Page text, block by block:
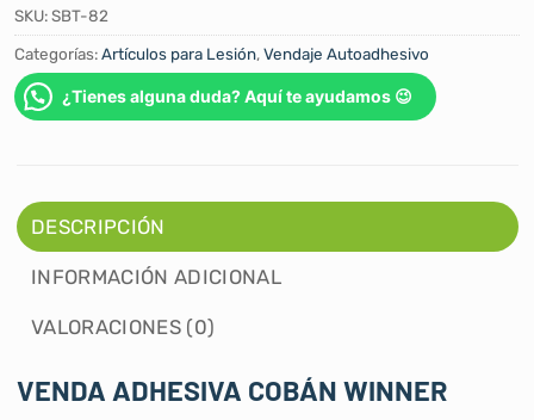
SKU:SBT-82
Categorías:Artículos para Lesión,Vendaje Autoadhesivo
¿Tienes alguna duda? Aquí te ayudamos 😉
DESCRIPCIÓN
INFORMACIÓN ADICIONAL
VALORACIONES (0)
VENDA ADHESIVA COBÁN WINNER